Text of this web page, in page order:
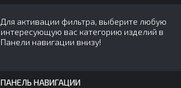
Для активации фильтра, выберите любую
интересующую вас категорию изделий в
Панели навигации внизу!
ПАНЕЛЬ НАВИГАЦИИ